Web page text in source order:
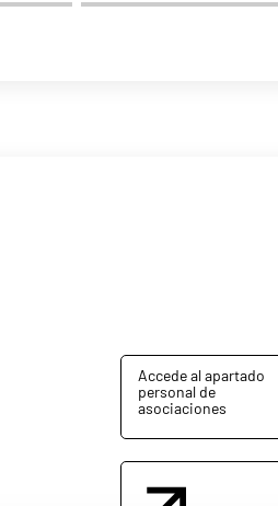
Accede al apartado
personal de
asociaciones